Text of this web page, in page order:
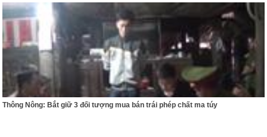
Thông Nông: Bắt giữ 3 đối tượng mua bán trái phép chất ma túy